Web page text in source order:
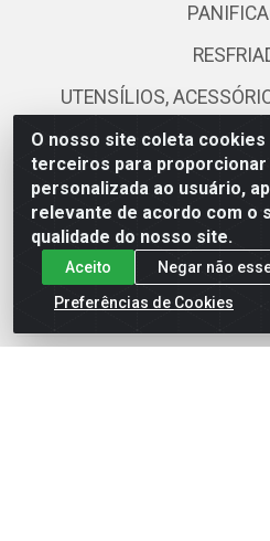
O nosso site coleta
terceiros para proporcionar
personalizada ao usuário,
relevante de acordo com o
qualidade do nosso site.
Aceito
Negar não
Preferências de Cookies
UTENSÍLIOS,
Fale
(81)
(81)